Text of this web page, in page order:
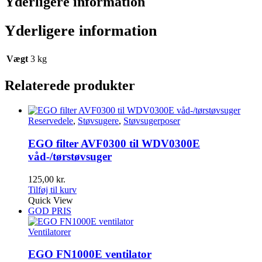
Yderligere information
Vægt 3 kg
Relaterede produkter
Reservedele, Støvsugere, Støvsugerposer
EGO filter AVF0300 til WDV0300E
våd-/tørstøvsuger
125,00 kr.
Tilføj til kurv
Quick View
GOD PRIS
Ventilatorer
EGO FN1000E ventilator